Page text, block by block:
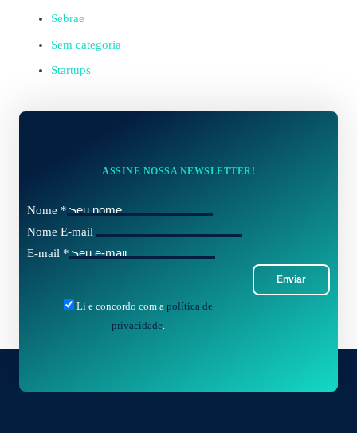
Sebrae
Sem categoria
Startups
ASSINE NOSSA NEWSLETTER!
Nome *
Nome E-mail
E-mail *
Enviar
Li e concordo com a política de
privacidade.